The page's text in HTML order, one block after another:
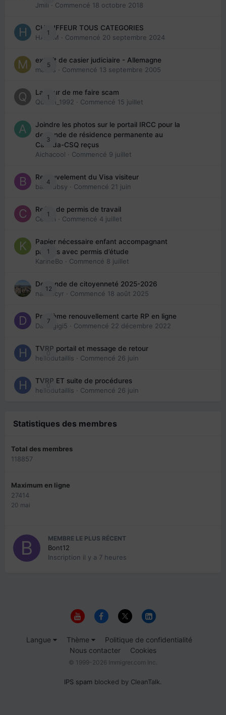
Jmili · Commencé 18 octobre 2018
1
CHAUFFEUR TOUS CATEGORIES
HAZEM · Commencé 20 septembre 2024
5
extrait de casier judiciaire - Allemagne
maries · Commencé 13 septembre 2005
1
La peur de me faire scam
Queen_1992 · Commencé 15 juillet
3
Joindre les photos sur le portail IRCC pour la
demande de résidence permanente au
Canada-CSQ reçus
Aichacool · Commencé 9 juillet
4
Renouvelement du Visa visiteur
babibubsy · Commencé 21 juin
1
Refus de permis de travail
Cedbri · Commencé 4 juillet
1
Papier nécessaire enfant accompagnant
parents avec permis d’étude
KarineBo · Commencé 8 juillet
12
Demande de citoyenneté 2025-2026
nanancyr · Commencé 18 août 2025
7
Problème renouvellement carte RP en ligne
Davidgigi5 · Commencé 22 décembre 2022
0
TVRP portail et message de retour
hellodutaillis · Commencé 26 juin
0
TVRP ET suite de procédures
hellodutaillis · Commencé 26 juin
Statistiques des membres
Total des membres
118857
Maximum en ligne
27414
20 mai
MEMBRE LE PLUS RÉCENT
Bont12
Inscription il y a 7 heures
Langue Thème
Politique de confidentialité
Nous contacter
Cookies
© 1999-2026 Immigrer.com Inc.
IPS spam blocked by CleanTalk.